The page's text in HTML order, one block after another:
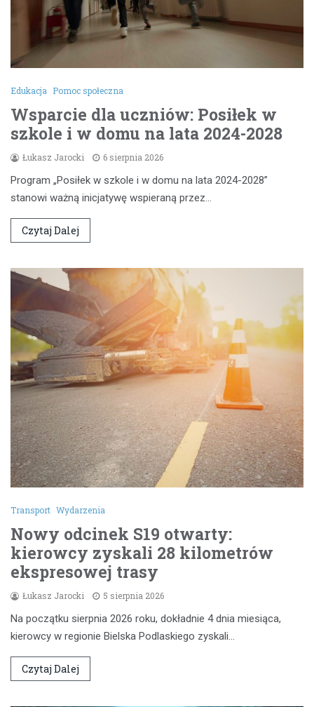
Edukacja Pomoc społeczna
Wsparcie dla uczniów: Posiłek w
szkole i w domu na lata 2024-2028
Łukasz Jarocki 6 sierpnia 2026
Program „Posiłek w szkole i w domu na lata 2024-2028”
stanowi ważną inicjatywę wspieraną przez…
Czytaj Dalej
Transport Wydarzenia
Nowy odcinek S19 otwarty:
kierowcy zyskali 28 kilometrów
ekspresowej trasy
Łukasz Jarocki 5 sierpnia 2026
Na początku sierpnia 2026 roku, dokładnie 4 dnia miesiąca,
kierowcy w regionie Bielska Podlaskiego zyskali…
Czytaj Dalej